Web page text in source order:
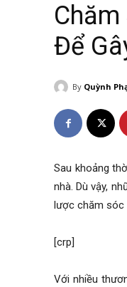
Để
By Quỳnh
Sau khoảng
nhà. Dù vậy,
lược chăm sóc
[crp]
Với nhiều